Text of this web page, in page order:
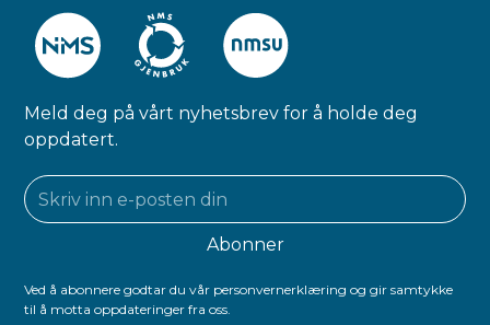
Meld deg på vårt nyhetsbrev for å holde deg
oppdatert.
Ved å abonnere godtar du vår personvernerklæring og gir samtykke
til å motta oppdateringer fra oss.